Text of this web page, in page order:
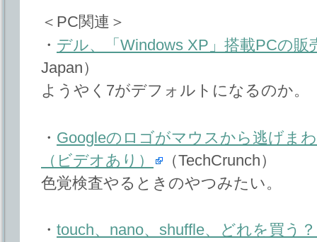
＜PC関連＞
・ デル、「Windows XP」搭載PCの販
Japan）
ようやく7がデフォルトになるのか。
・ Googleのロゴがマウスから逃げま
（ビデオあり）
（TechCrunch）
色覚検査やるときのやつみたい。
・ touch、nano、shuffle、どれを買う